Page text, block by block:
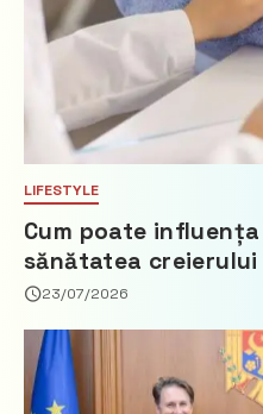
LIFESTYLE
Cum poate
sănătatea creierului
23/07/2026